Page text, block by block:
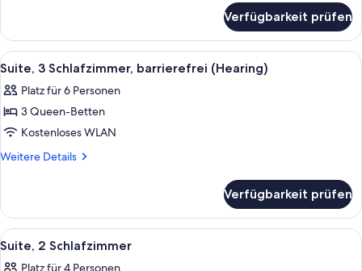
Shower)
anzeigen
3 Schlafzimmer,
barrierefrei
(Roll-
Shower)
Verfügbarkeit prüfen
Alle
Fotos
für
Suite,
3 Schlafzimmer,
barrierefrei
Ein modernes Schlafzimmer mit
21
Suite, 3 Schlafzimmer, barrierefrei (Hearing)
Platz für 6 Personen
3 Queen-Betten
Kostenloses WLAN
Weitere Details
Weitere
3 Schlafzimmer,
barrierefrei
(Hearing)
Verfügbarkeit prüfen
Alle
Fotos
Ein Hotelzimmer mit einem großen
19
Suite, 2 Schlafzimmer
Platz für 4 Personen